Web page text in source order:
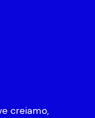
creiamo,